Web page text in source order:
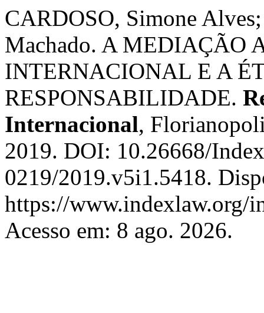
CARDOSO, Simone
Machado. A MEDIAÇÃO
INTERNACIONAL E A
RESPONSABILIDADE.
Internacional,
2019. DOI: 10.26668/
0219/2019.v5i1.5418.
https://www.indexlaw.org/
Acesso em: 8 ago. 2026.